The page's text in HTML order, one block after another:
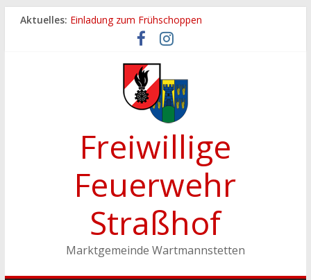
ZumAktuelles: Einladung zum Frühschoppen
Dichtheitsprobe der Löschleitungen
Fronleichnamsprozession
Feuerwehrfest 2026
Ferienspiel der Marktgemeinde Wartmannstetten
Freiwillige
Feuerwehr
Straßhof
Marktgemeinde Wartmannstetten